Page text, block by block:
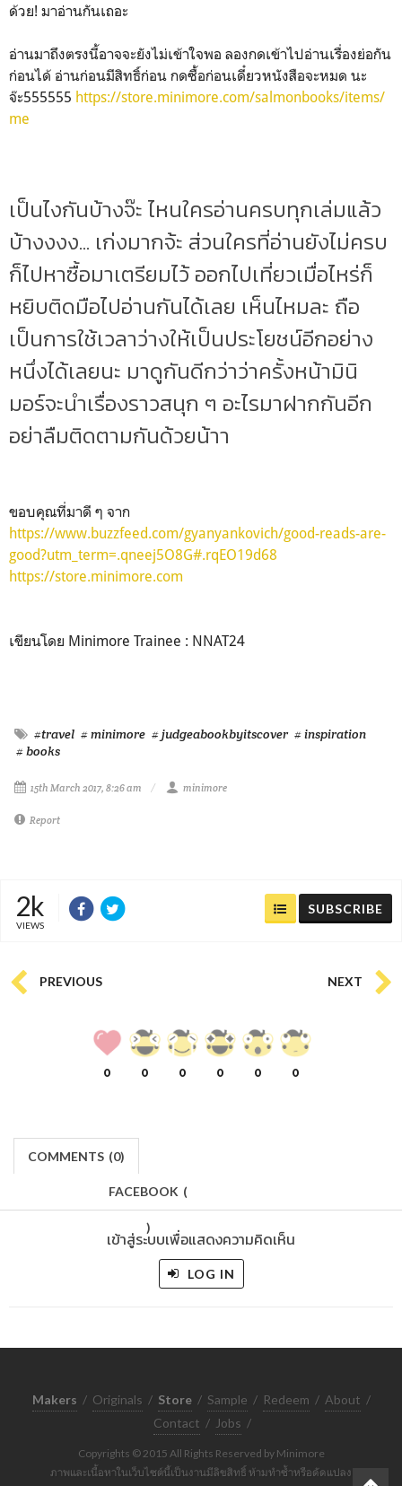
ด้วย! มาอ่านกันเถอะ
อ่านมาถึงตรงนี้อาจจะยังไม่เข้าใจพอ ลองกดเข้าไปอ่านเรื่องย่อกัน
ก่อนได้ อ่านก่อนมีสิทธิ์ก่อน กดซื้อก่อนเดี๋ยวหนังสือจะหมด นะ
จ๊ะ555555 https://store.minimore.com/salmonbooks/items/
me
เป็นไงกันบ้างจ๊ะ ไหนใครอ่านครบทุกเล่มแล้ว
บ้างงงง... เก่งมากจ้ะ ส่วนใครที่อ่านยังไม่ครบ
ก็ไปหาซื้อมาเตรียมไว้ ออกไปเที่ยวเมื่อไหร่ก็
หยิบติดมือไปอ่านกันได้เลย เห็นไหมละ ถือ
เป็นการใช้เวลาว่างให้เป็นประโยชน์อีกอย่าง
หนึ่งได้เลยนะ มาดูกันดีกว่าว่าครั้งหน้ามินิ
มอร์จะนำเรื่องราวสนุก ๆ อะไรมาฝากกันอีก
อย่าลืมติดตามกันด้วยน้าา
ขอบคุณที่มาดี ๆ จาก
https://www.buzzfeed.com/gyanyankovich/good-reads-are-
good?utm_term=.qneej5O8G#.rqEO19d68
https://store.minimore.com
เขียนโดย Minimore Trainee : NNAT24
#travel # minimore # judgeabookbyitscover # inspiration
# books
15th March 2017, 8:26 am minimore
Report
2k
VIEWS
SUBSCRIBE
PREVIOUS NEXT
0 0 0 0 0 0
COMMENTS (0)
FACEBOOK (
)
เข้าสู่ระบบเพื่อแสดงความคิดเห็น
LOG IN
Makers / Originals / Store / Sample / Redeem / About /
Contact / Jobs /
Copyrights © 2015 All Rights Reserved by Minimore
ภาพและเนื้อหาในเว็บไซต์นี้เป็นงานมีลิขสิทธิ์ ห้ามทำซ้ำหรือดัดแปลง